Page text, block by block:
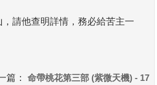
請他查明詳情，務必給苦主一
篇： 命帶桃花第三部 (紫微天機) - 17